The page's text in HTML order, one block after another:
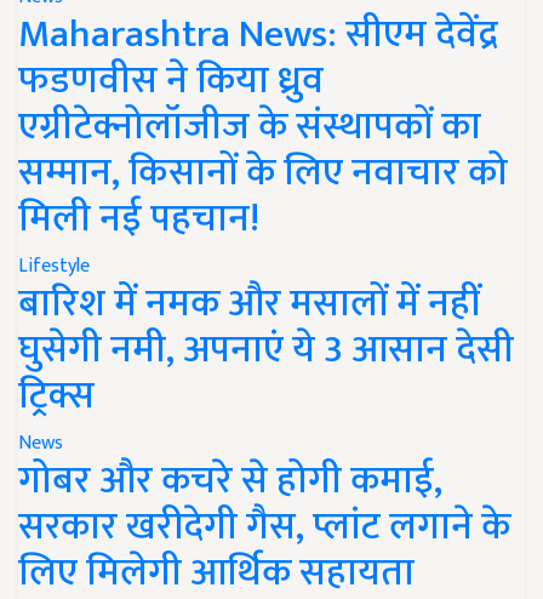
Maharashtra News: सीएम देवेंद्र
फडणवीस ने किया ध्रुव
एग्रीटेक्नोलॉजीज के संस्थापकों का
सम्मान, किसानों के लिए नवाचार को
मिली नई पहचान!
Lifestyle
बारिश में नमक और मसालों में नहीं
घुसेगी नमी, अपनाएं ये 3 आसान देसी
ट्रिक्स
News
गोबर और कचरे से होगी कमाई,
सरकार खरीदेगी गैस, प्लांट लगाने के
लिए मिलेगी आर्थिक सहायता